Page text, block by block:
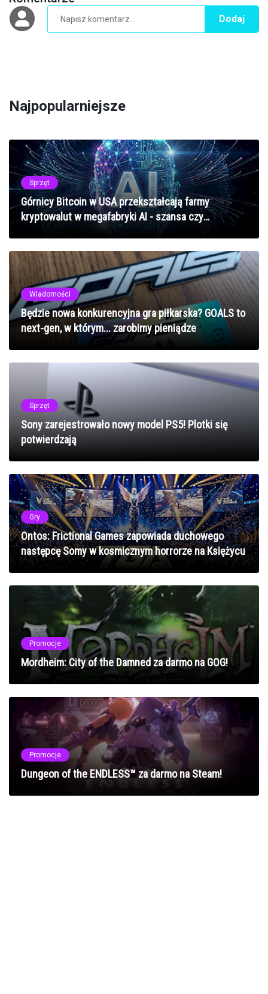
Dodaj
Najpopularniejsze
Sprzęt
Górnicy Bitcoin w USA przekształcają farmy
kryptowalut w megafabryki AI - szansa czy
zagrożenie dla rynku GPU?
Wiadomości
Będzie nowa konkurencyjna gra piłkarska? GOALS to
next-gen, w którym... zarobimy pieniądze
Sprzęt
Sony zarejestrowało nowy model PS5! Plotki się
potwierdzają
Gry
Ontos: Frictional Games zapowiada duchowego
następcę Somy w kosmicznym horrorze na Księżycu
Promocje
Mordheim: City of the Damned za darmo na GOG!
Promocje
Dungeon of the ENDLESS™ za darmo na Steam!